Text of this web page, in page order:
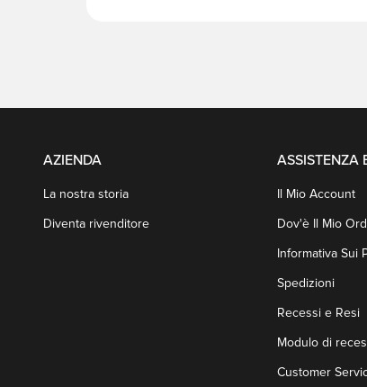
AZIENDA
La nostra storia
Diventa rivenditore
ASSISTENZA
Il Mio Account
Dov'è Il Mio
Informativa Sui
Spedizioni
Recessi e Resi
Modulo di
Customer